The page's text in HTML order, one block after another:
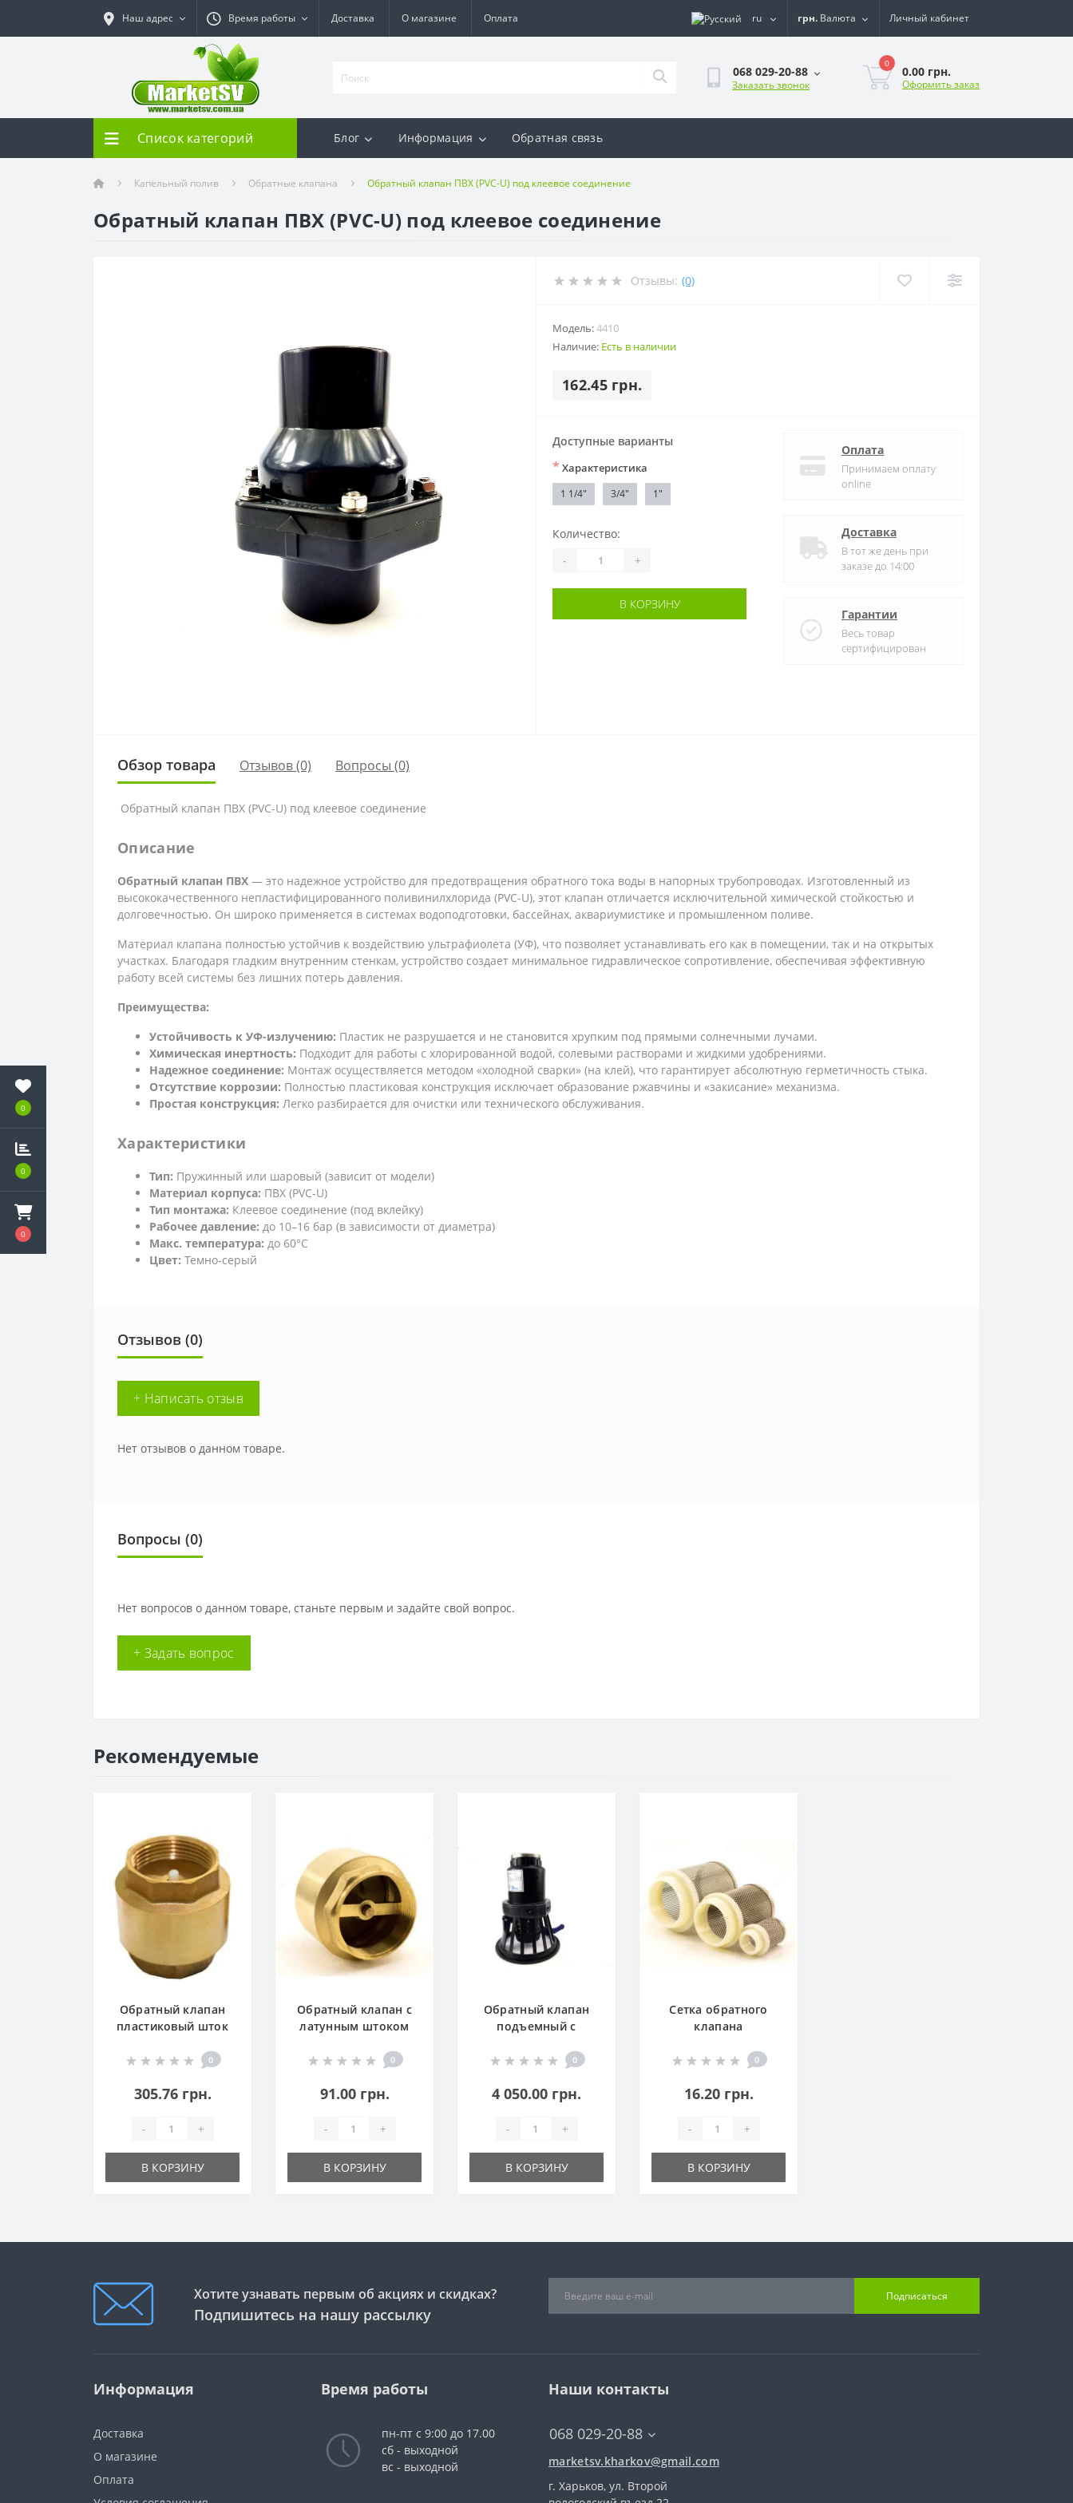
0
0
0
Наш адрес Время работы Доставка О магазине Оплата ru грн. Валюта Личный кабинет
068 029-20-88
Заказать звонок
0
0.00 грн.
Оформить заказ
Список категорий Блог Информация Обратная связь
Капельный полив Обратные клапана Обратный клапан ПВХ (PVC-U) под клеевое соединение
Обратный клапан ПВХ (PVC-U) под клеевое соединение
Отзывы: (0)
Модель:4410
Наличие: Есть в наличии
162.45 грн.
Доступные варианты
* Характеристика
1 1/4" 3/4" 1"
Количество:
- +
В КОРЗИНУ
Оплата
Принимаем оплату
online
Доставка
В тот же день при
заказе до 14:00
Гарантии
Весь товар
сертифицирован
Обзор товара Отзывов (0) Вопросы (0)
Обратный клапан ПВХ (PVC-U) под клеевое соединение
Описание
Обратный клапан ПВХ — это надежное устройство для предотвращения обратного тока воды в напорных трубопроводах. Изготовленный из
высококачественного непластифицированного поливинилхлорида (PVC-U), этот клапан отличается исключительной химической стойкостью и
долговечностью. Он широко применяется в системах водоподготовки, бассейнах, аквариумистике и промышленном поливе.
Материал клапана полностью устойчив к воздействию ультрафиолета (УФ), что позволяет устанавливать его как в помещении, так и на открытых
участках. Благодаря гладким внутренним стенкам, устройство создает минимальное гидравлическое сопротивление, обеспечивая эффективную
работу всей системы без лишних потерь давления.
Преимущества:
Устойчивость к УФ-излучению: Пластик не разрушается и не становится хрупким под прямыми солнечными лучами.
Химическая инертность: Подходит для работы с хлорированной водой, солевыми растворами и жидкими удобрениями.
Надежное соединение: Монтаж осуществляется методом «холодной сварки» (на клей), что гарантирует абсолютную герметичность стыка.
Отсутствие коррозии: Полностью пластиковая конструкция исключает образование ржавчины и «закисание» механизма.
Простая конструкция: Легко разбирается для очистки или технического обслуживания.
Характеристики
Тип: Пружинный или шаровый (зависит от модели)
Материал корпуса: ПВХ (PVC-U)
Тип монтажа: Клеевое соединение (под вклейку)
Рабочее давление: до 10–16 бар (в зависимости от диаметра)
Макс. температура: до 60°C
Цвет: Темно-серый
Отзывов (0)
+ Написать отзыв
Нет отзывов о данном товаре.
Вопросы (0)
Нет вопросов о данном товаре, станьте первым и задайте свой вопрос.
+ Задать вопрос
Рекомендуемые
Обратный клапан
пластиковый шток
0
305.76 грн.
- +
В КОРЗИНУ
Обратный клапан с
латунным штоком
0
91.00 грн.
- +
В КОРЗИНУ
Обратный клапан
подъемный с
(пластик/
0
4 050.00 грн.
- +
В КОРЗИНУ
Сетка обратного
клапана
0
16.20 грн.
- +
В КОРЗИНУ
Хотите узнавать первым об акциях и скидках?
Подпишитесь на нашу рассылку
Подписаться
Информация
Доставка
О магазине
Оплата
Время работы
пн-пт с 9:00 до 17.00
сб - выходной
вс - выходной
Наши контакты
068 029-20-88
marketsv.kharkov@gmail.com
г. Харьков, ул. Второй